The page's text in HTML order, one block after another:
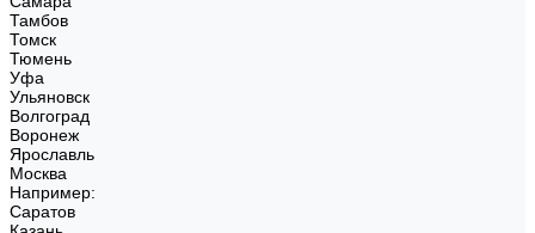
Тамбов
Томск
Тюмень
Уфа
Ульяновск
Волгоград
Воронеж
Ярославль
Москва
Например:
Саратов